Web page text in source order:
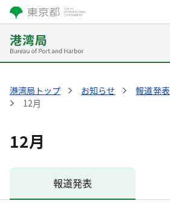
港湾局トップ お知らせ 報道発表
12月
12月
報道発表